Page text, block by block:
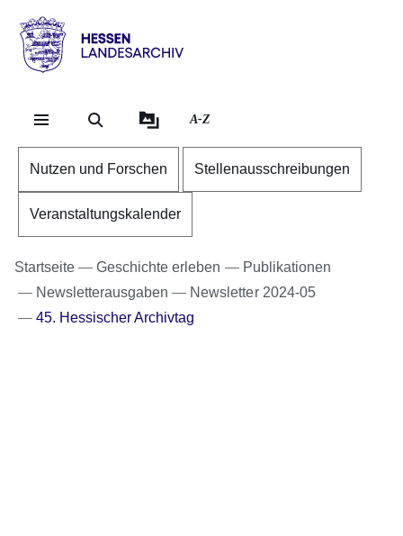
Hessen
Landesarchiv
A-Z
Nutzen und Forschen Stellenausschreibungen
Veranstaltungskalender
Startseite Geschichte erleben
Publikationen
Newsletterausgaben
Newsletter 2024-05
45. Hessischer Archivtag